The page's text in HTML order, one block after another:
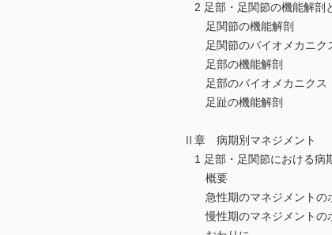
2 足部・足関節の機能解
足関節の機能解剖
足関節のバイオメカニク
足部の機能解剖
足部のバイオメカニクス
足趾の機能解剖
Ⅱ章 病期別マネジメント
1 足部・足関節における
概要
急性期のマネジメントの
慢性期のマネジメントの